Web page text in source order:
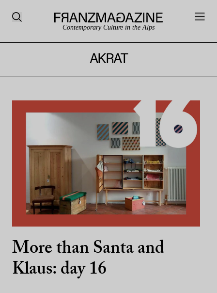
Contemporary Culture in the Alps
AKRAT
More than Santa and
Klaus: day 16